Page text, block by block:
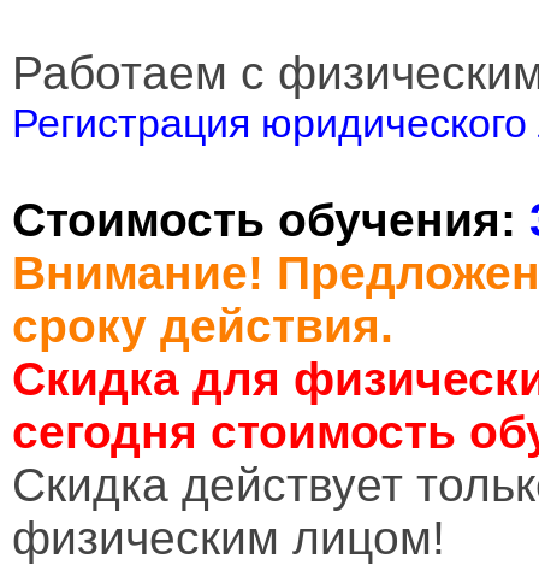
Работаем с
Регистрация
Стоимость обучения:
Внимание!
сроку действия.
Скидка для
сегодня стоимость
Cкидка действует
физическим лицом!